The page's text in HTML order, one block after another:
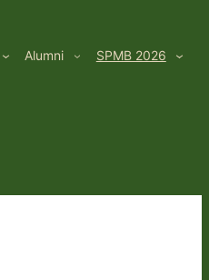
Alumni SPMB 2026